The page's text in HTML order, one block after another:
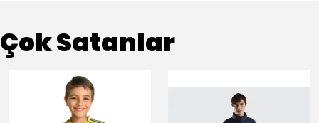
Çok Satanlar